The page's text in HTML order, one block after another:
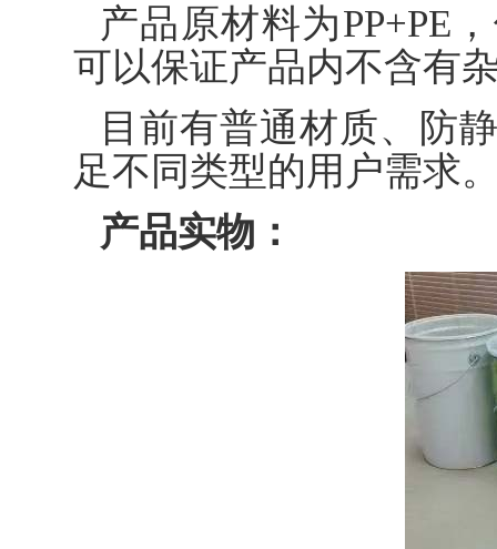
产品原材料为PP+PE
可以保证产品内不含有
目前有普通材质、防
足不同类型的用户需求
产品实物：